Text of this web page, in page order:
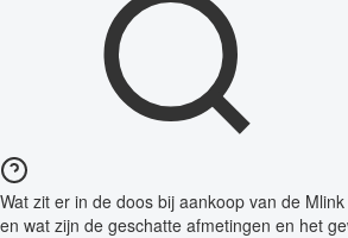
Wat zit er in de doos bij aankoop van de
en wat zijn de geschatte afmetingen en het